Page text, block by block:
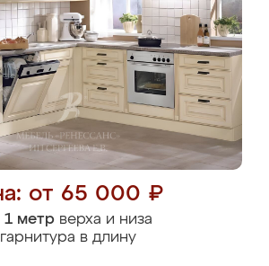
от 65 000 ₽
1 метрверха и низа
гарнитура в длину